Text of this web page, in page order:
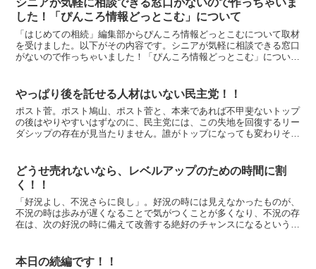
シニアが気軽に相談できる窓口がないので作っちゃいま
した！「ぴんころ情報どっとこむ」について
「はじめての相続」編集部からぴんころ情報どっとこむについて取材
を受けました。以下がその内容です。シニアが気軽に相談できる窓口
がないので作っちゃいました！「ぴんころ情報どっとこむ」について
やっぱり後を託せる人材はいない民主党！！
ポスト菅。ポスト鳩山、ポスト菅と、本来であれば不甲斐ないトップ
の後はやりやすいはずなのに、民主党には、この失地を回復するリー
ダシップの存在が見当たりません。誰がトップになっても変わりそう
どうせ売れないなら、レベルアップのための時間に割
く！！
「好況よし、不況さらに良し」。好況の時には見えなかったものが、
不況の時は歩みが遅くなることで気がつくことが多くなり、不況の存
在は、次の好況の時に備えて改善する絶好のチャンスになるという松
本日の続編です！！